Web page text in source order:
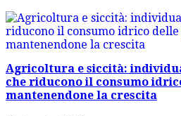
Agricoltura e siccità:
che riducono il consumo
mantenendone la crescita